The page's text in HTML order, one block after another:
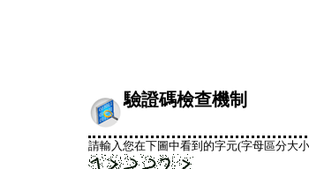
驗證碼檢查機制
請輸入您在下圖中看到的字元(字母區分大